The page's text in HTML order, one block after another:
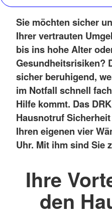
Sie möchten sicher
Ihrer vertrauten
bis ins hohe Alter
Gesundheitsrisiken?
sicher beruhigend,
im Notfall schnell
Hilfe kommt. Das
Hausnotruf
Ihren eigenen vier
Uhr. Mit ihm sind Sie
Ihre
den